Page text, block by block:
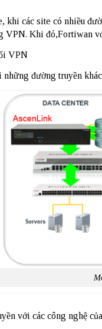
các site có nhiều
VPN. Khi đó,Fortiwan
VPN
đường truyền khác
với các công nghệ